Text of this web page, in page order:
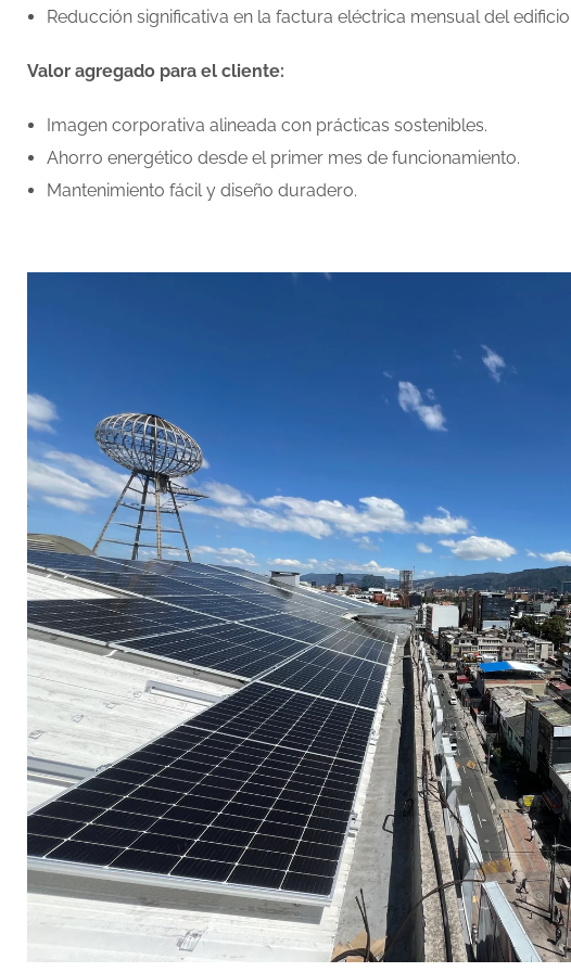
Reducción significativa en la factura eléctrica mensual del
Valor agregado para el cliente:
Imagen corporativa alineada con prácticas sostenibles.
Ahorro energético desde el primer mes de funcionamiento.
Mantenimiento fácil y diseño duradero.